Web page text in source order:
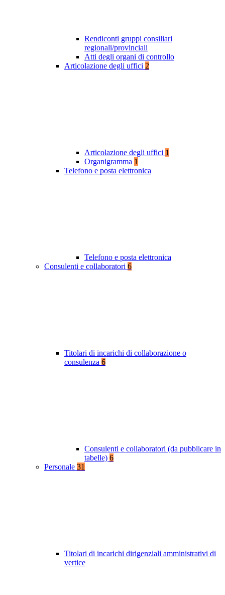
Rendiconti gruppi consiliari
regionali/provinciali
Atti degli organi di controllo
Articolazione degli uffici 2
Articolazione degli uffici 1
Organigramma 1
Telefono e posta elettronica
Telefono e posta elettronica
Consulenti e collaboratori 6
Titolari di incarichi di collaborazione o
consulenza 6
Consulenti e collaboratori (da pubblicare in
tabelle) 6
Personale 31
Titolari di incarichi dirigenziali amministrativi di
vertice